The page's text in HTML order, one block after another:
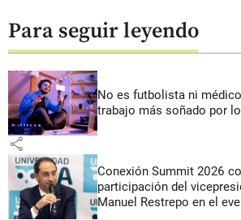
Para seguir leyendo
No es futbolista ni
trabajo más soñado por
share
Conexión Summit 2026
participación del
Manuel Restrepo en el